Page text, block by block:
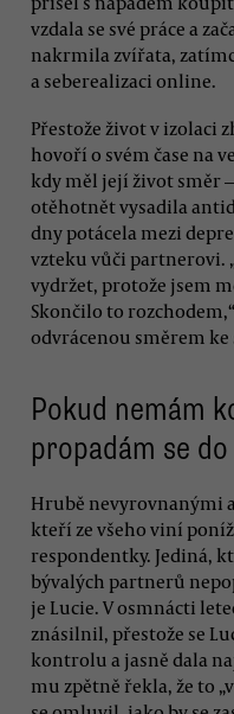
vzdala se své práce a
nakrmila zvířata,
a seberealizaci online.
Přestože život v izolaci
hovoří o svém čase na
kdy měl její život směr
otěhotnět vysadila
dny potácela mezi
vzteku vůči partnerovi.
vydržet, protože jsem
Skončilo to
odvrácenou směrem
Pokud nemám
propadám se
Hrubě nevyrovnanými
kteří ze všeho viní
respondentky. Jediná,
bývalých partnerů
je Lucie. V osmnácti
znásilnil, přestože se
kontrolu a jasně dala
mu zpětně řekla, že to